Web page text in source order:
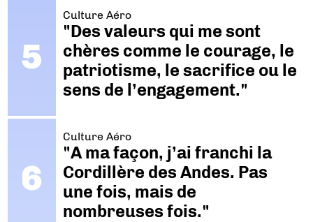
Culture Aéro
"Des valeurs qui me sont
chères comme le courage, le
patriotisme, le sacrifice ou le
sens de l’engagement."
Culture Aéro
"A ma façon, j’ai franchi la
Cordillère des Andes. Pas
une fois, mais de
nombreuses fois."